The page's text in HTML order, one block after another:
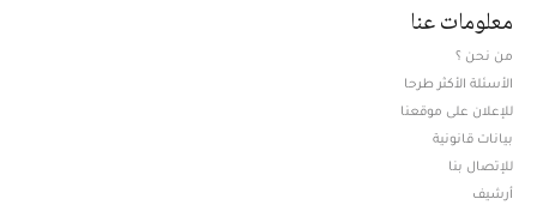
معلومات عنا
من نحن ؟
الأسئلة الأكثر طرحا
للإعلان على موقعنا
بيانات قانونية
للإتصال بنا
أرشيف